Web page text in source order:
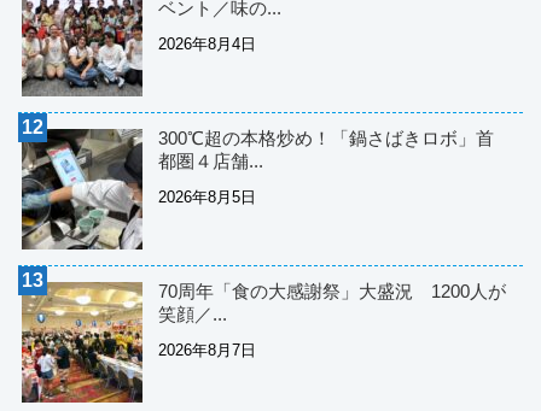
ベント／味の...
2026年8月4日
300℃超の本格炒め！「鍋さばきロボ」首
都圏４店舗...
2026年8月5日
70周年「食の大感謝祭」大盛況 1200人が
笑顔／...
2026年8月7日